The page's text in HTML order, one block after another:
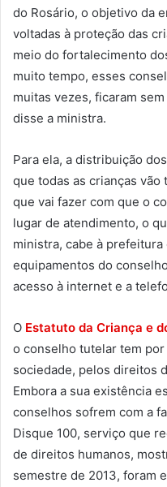
do Rosário, o objetivo da
voltadas à proteção das
meio do fortalecimento
muito tempo, esses
muitas vezes, ficaram
disse a ministra.
Para ela, a distribuição
que todas as crianças
que vai fazer com que o
lugar de atendimento, o
ministra, cabe à
equipamentos do
acesso à internet e a
O Estatuto da Criança e
o conselho tutelar tem
sociedade, pelos direitos
Embora a sua existência
conselhos sofrem com a
Disque 100, serviço que
de direitos humanos,
semestre de 2013, foram